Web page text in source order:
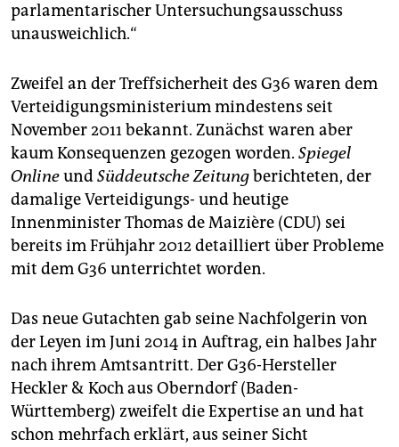
parlamentarischer Untersuchungsausschuss
unausweichlich.“
Zweifel an der Treffsicherheit des G36 waren dem
Verteidigungsministerium mindestens seit
November 2011 bekannt. Zunächst waren aber
kaum Konsequenzen gezogen worden. Spiegel
OnlineundSüddeutsche Zeitungberichteten, der
damalige Verteidigungs- und heutige
Innenminister Thomas de Maizière (CDU) sei
bereits im Frühjahr 2012 detailliert über Probleme
mit dem G36 unterrichtet worden.
Das neue Gutachten gab seine Nachfolgerin von
der Leyen im Juni 2014 in Auftrag, ein halbes Jahr
nach ihrem Amtsantritt. Der G36-Hersteller
Heckler & Koch aus Oberndorf (Baden-
Württemberg) zweifelt die Expertise an und hat
schon mehrfach erklärt, aus seiner Sicht